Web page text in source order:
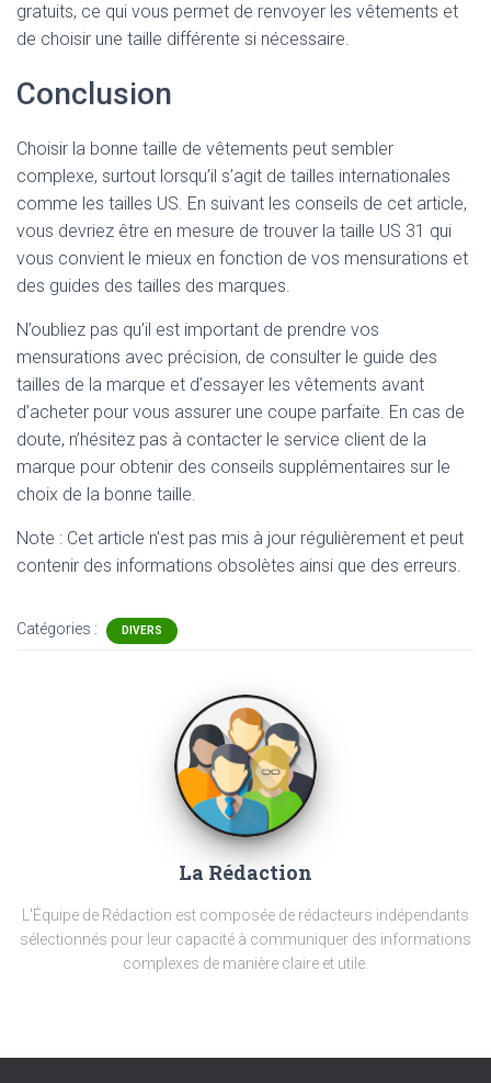
gratuits, ce qui vous permet de renvoyer les vêtements et
de choisir une taille différente si nécessaire.
Conclusion
Choisir la bonne taille de vêtements peut sembler
complexe, surtout lorsqu’il s’agit de tailles internationales
comme les tailles US. En suivant les conseils de cet article,
vous devriez être en mesure de trouver la taille US 31 qui
vous convient le mieux en fonction de vos mensurations et
des guides des tailles des marques.
N’oubliez pas qu’il est important de prendre vos
mensurations avec précision, de consulter le guide des
tailles de la marque et d’essayer les vêtements avant
d’acheter pour vous assurer une coupe parfaite. En cas de
doute, n’hésitez pas à contacter le service client de la
marque pour obtenir des conseils supplémentaires sur le
choix de la bonne taille.
Note : Cet article n'est pas mis à jour régulièrement et peut
contenir des informations obsolètes ainsi que des erreurs.
Catégories : DIVERS
La Rédaction
L'Équipe de Rédaction est composée de rédacteurs indépendants
sélectionnés pour leur capacité à communiquer des informations
complexes de manière claire et utile.